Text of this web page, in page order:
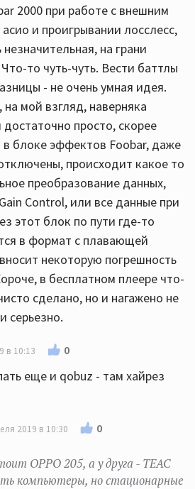
2000 при работе с внешним
и проигрывании лосслесс,
на грани
то чуть-чуть. Вести баттлы
- не очень умная идея.
на мой взгляд, наверняка
достаточно просто, скорее
в блоке эффектов Foobar, даже
происходит какое то
преобразование данных,
Control, или все данные при
этот блок по пути где-то
в формат с плавающей
некоторую погрешность
в бесплатном плеере что-
сделано, но и нагажено не
серьезно.
в 10:13 0
еще и qobuz - там хайрез
2019 в 10:30 0
OPPO 205, а у друга - TEAC
компьютеры, но стационарные